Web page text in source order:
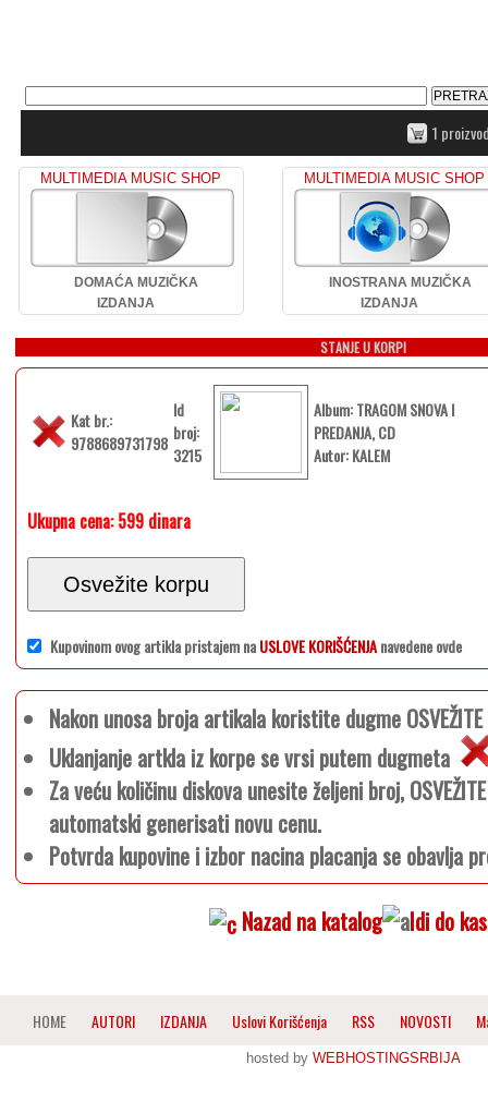
1
MULTIMEDIA MUSIC SHOP
DOMAĆA MUZIČKA
IZDANJA
MULTIMEDIA MUSIC SHOP
INOSTRANA MUZIČKA
IZDANJA
STANJE U KORPI
Kat br.:
9788689731798
Id
broj:
3215
Album: TRAGOM SNOVA I
PREDANJA, CD
Autor: KALEM
Ukupna cena:599 dinara
Osvežite korpu
Kupovinom ovog artikla pristajem naUSLOVE KORIŠĆENJAnavedene ovde
Nakon unosa broja artikala koristite dugme OSVEŽITE
Uklanjanje artkla iz korpe se vrsi putem dugmeta
Za veću količinu diskova unesite željeni broj,
automatski generisati novu cenu.
Potvrda kupovine i izbor nacina placanja se obavlja
Nazad na katalog
Idi do
HOME AUTORI IZDANJA Uslovi Korišćenja RSS NOVOSTI
hosted by WEBHOSTINGSRBIJA